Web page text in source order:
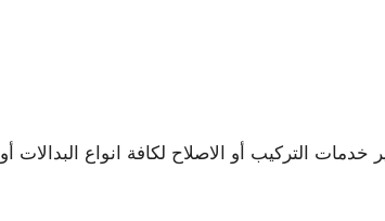
التركيب أو الاصلاح لكافة انواع البدالات أو